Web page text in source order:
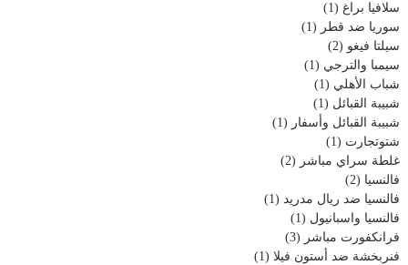
سلافيا براغ (1)
سوريا ضد قطر (1)
سيلتا فيغو (2)
سيمبا والترجي (1)
شباب الأهلي (1)
شبيبة القبائل (1)
شبيبة القبائل وأسفار (1)
شتوتجارت (1)
غلطة سراي مباشر (2)
فالنسيا (2)
فالنسيا ضد ريال مدريد (1)
فالنسيا واسبانيول (1)
فرانكفورت مباشر (3)
فنربخشة ضد أستون فيلا (1)